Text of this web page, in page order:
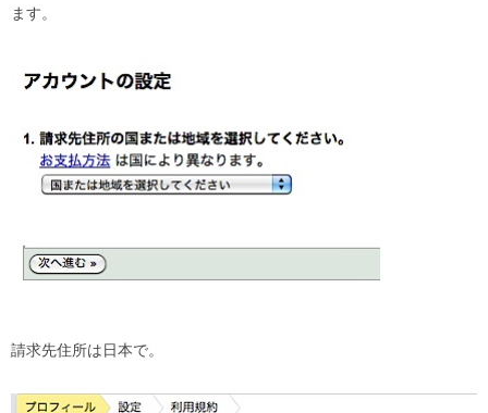
ます。
請求先住所は日本で。